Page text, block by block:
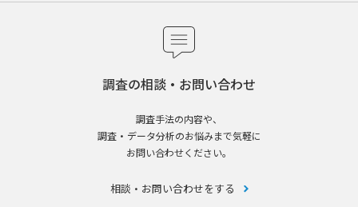
調査の相談・お問い合わせ
調査手法の内容や、
調査・データ分析のお悩みまで気軽に
お問い合わせください。
相談・お問い合わせをする